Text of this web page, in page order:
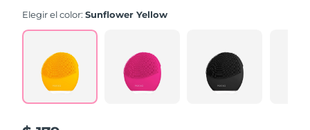
Elegir el color:Sunflower Yellow